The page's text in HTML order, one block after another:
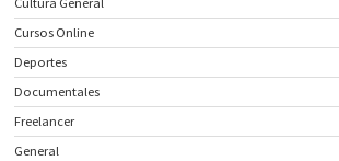
Cursos Online
Deportes
Documentales
Freelancer
General